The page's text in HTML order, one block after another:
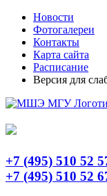
Skip
content
TelegramНовости
Фотогалереи
Контакты
Карта сайта
Расписание
Версия для
+7 (495) 510 52
+7 (495) 510 52